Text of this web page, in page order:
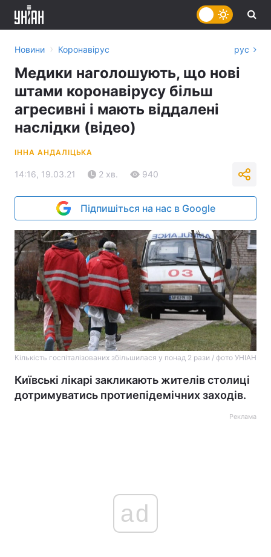
Новини › Коронавірус рус
Медики наголошують, що нові
штами коронавірусу більш
агресивні і мають віддалені
наслідки (відео)
ІННА АНДАЛІЦЬКА
14:16, 19.03.21 2 хв. 940
Підпишіться на нас в Google
Кількість госпіталізованих збільшилася у понад 2 рази / фото УНІАН
Київські лікарі закликають жителів столиці
дотримуватись протиепідемічних заходів.
Реклама
ad